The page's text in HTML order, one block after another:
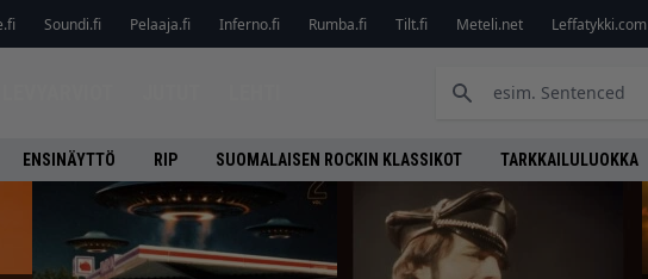
Soundi.fi Pelaaja.fi Inferno.fi Rumba.fi Tilt.fi Meteli.net Leffatykki.com
ENSINÄYTTÖ RIP SUOMALAISEN ROCKIN KLASSIKOT TARKKAILULUOKKA